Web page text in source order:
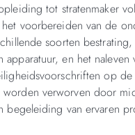
tot stratenmaker
voorbereiden van de
soorten
apparatuur, en het naleven
op de
worden verworven door
begeleiding van ervaren